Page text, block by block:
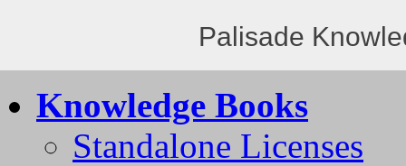
Palisade
Knowledge Books
Standalone Licenses